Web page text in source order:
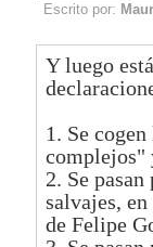
Escrito por:
Y luego
1. Se
complejos"
2. Se
salvajes,
de Felipe